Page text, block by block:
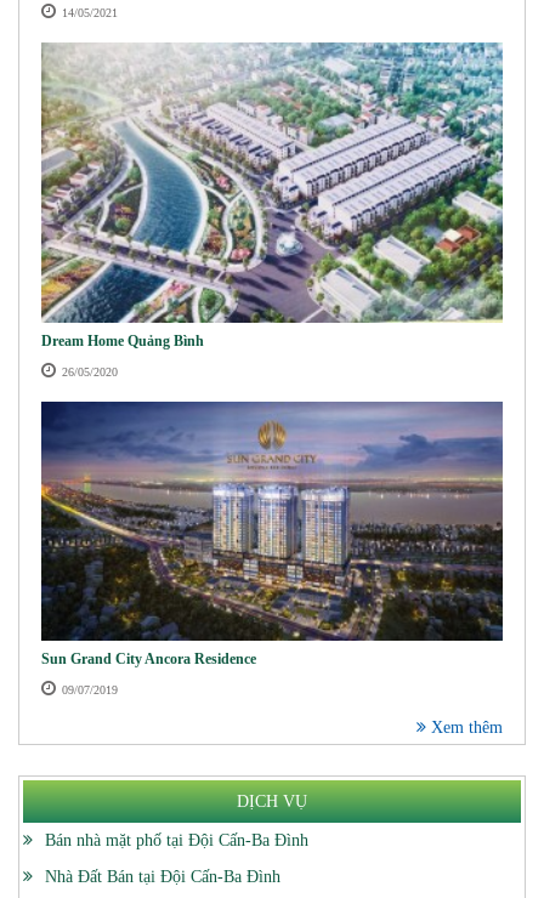
14/05/2021
Dream Home Quảng Bình
26/05/2020
Sun Grand City Ancora Residence
09/07/2019
Xem thêm
DỊCH VỤ
Bán nhà mặt phố tại Đội Cấn-Ba Đình
Nhà Đất Bán tại Đội Cấn-Ba Đình